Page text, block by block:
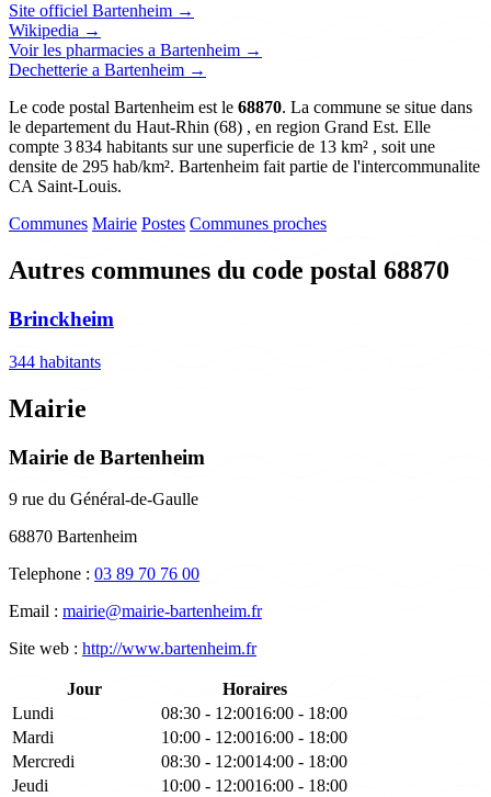
Site officiel Bartenheim →
Wikipedia →
Voir les pharmacies a Bartenheim →
Dechetterie a Bartenheim →
Le code postal Bartenheim est le 68870. La commune se situe dans
le departement du Haut-Rhin (68) , en region Grand Est. Elle
compte 3 834 habitants sur une superficie de 13 km² , soit une
densite de 295 hab/km². Bartenheim fait partie de l'intercommunalite
CA Saint-Louis.
Communes Mairie Postes Communes proches
Autres communes du code postal 68870
Brinckheim
344 habitants
Mairie
Mairie de Bartenheim
9 rue du Général-de-Gaulle
68870 Bartenheim
Telephone : 03 89 70 76 00
Email : mairie@mairie-bartenheim.fr
Site web : http://www.bartenheim.fr
Jour
Horaires
Lundi
08:30 - 12:0016:00 - 18:00
Mardi
10:00 - 12:0016:00 - 18:00
Mercredi
08:30 - 12:0014:00 - 18:00
Jeudi
10:00 - 12:0016:00 - 18:00